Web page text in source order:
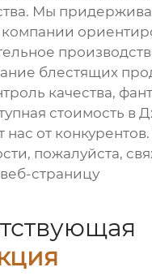
Мы
блестящих
качества,
стоимость в
нас от
пожалуйста,
страницу